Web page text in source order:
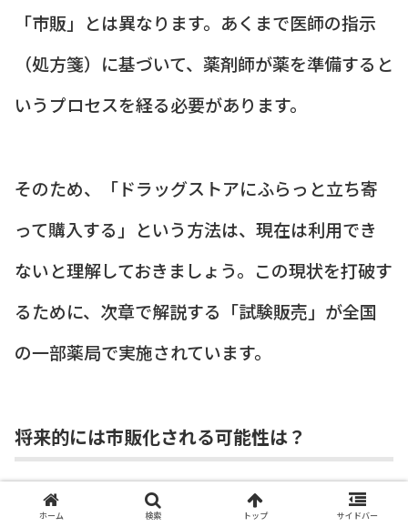
「市販」とは異なります。あくまで医師の指示
（処方箋）に基づいて、薬剤師が薬を準備すると
いうプロセスを経る必要があります。
そのため、「ドラッグストアにふらっと立ち寄
って購入する」という方法は、現在は利用でき
ないと理解しておきましょう。この現状を打破す
るために、次章で解説する「試験販売」が全国
の一部薬局で実施されています。
将来的には市販化される可能性は？
ホーム 検索 トップ サイドバー